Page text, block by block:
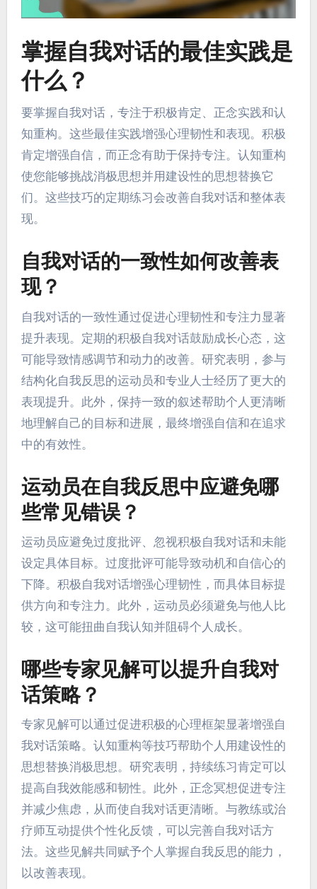
掌握自我对话的最佳实践是
什么？
要掌握自我对话，专注于积极肯定、正念实践和认
知重构。这些最佳实践增强心理韧性和表现。积极
肯定增强自信，而正念有助于保持专注。认知重构
使您能够挑战消极思想并用建设性的思想替换它
们。这些技巧的定期练习会改善自我对话和整体表
现。
自我对话的一致性如何改善表
现？
自我对话的一致性通过促进心理韧性和专注力显著
提升表现。定期的积极自我对话鼓励成长心态，这
可能导致情感调节和动力的改善。研究表明，参与
结构化自我反思的运动员和专业人士经历了更大的
表现提升。此外，保持一致的叙述帮助个人更清晰
地理解自己的目标和进展，最终增强自信和在追求
中的有效性。
运动员在自我反思中应避免哪
些常见错误？
运动员应避免过度批评、忽视积极自我对话和未能
设定具体目标。过度批评可能导致动机和自信心的
下降。积极自我对话增强心理韧性，而具体目标提
供方向和专注力。此外，运动员必须避免与他人比
较，这可能扭曲自我认知并阻碍个人成长。
哪些专家见解可以提升自我对
话策略？
专家见解可以通过促进积极的心理框架显著增强自
我对话策略。认知重构等技巧帮助个人用建设性的
思想替换消极思想。研究表明，持续练习肯定可以
提高自我效能感和韧性。此外，正念冥想促进专注
并减少焦虑，从而使自我对话更清晰。与教练或治
疗师互动提供个性化反馈，可以完善自我对话方
法。这些见解共同赋予个人掌握自我反思的能力，
以改善表现。